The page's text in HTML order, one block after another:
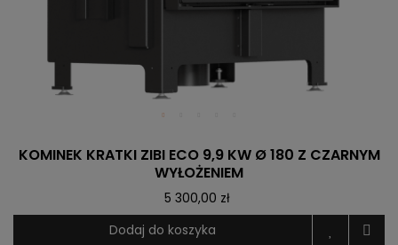
KOMINEK KRATKI ZIBI ECO 9,9 KW Ø 180 Z CZARNYM
WYŁOŻENIEM
5 300,00 zł
Dodaj do koszyka